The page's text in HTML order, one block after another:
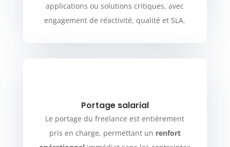
applications ou solutions critiques, avec
engagement de réactivité, qualité et SLA.
Portage salarial
Le portage du freelance est entièrement
pris en charge, permettant un renfort